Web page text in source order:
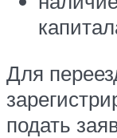
Для
подать